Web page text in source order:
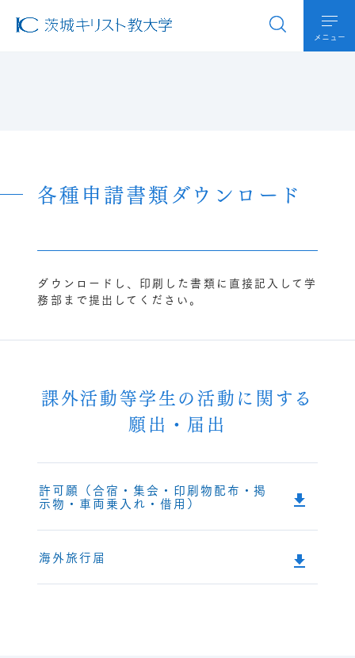
メニュー
各種申請書類ダウンロード
ダウンロードし、印刷した書類に直接記入して学
務部まで提出してください。
課外活動等学生の活動に関する
願出・届出
許可願（合宿・集会・印刷物配布・掲
示物・車両乗入れ・借用）
海外旅行届